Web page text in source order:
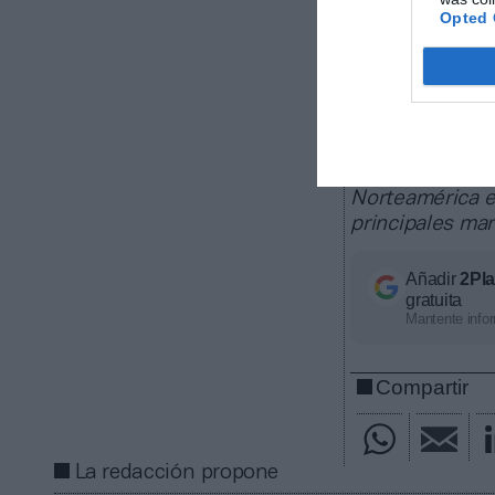
Opted
2Playbook
tema que ha
Norteamérica
principales
Añadir
gratuita
Mantente
Compartir
La redacción propone